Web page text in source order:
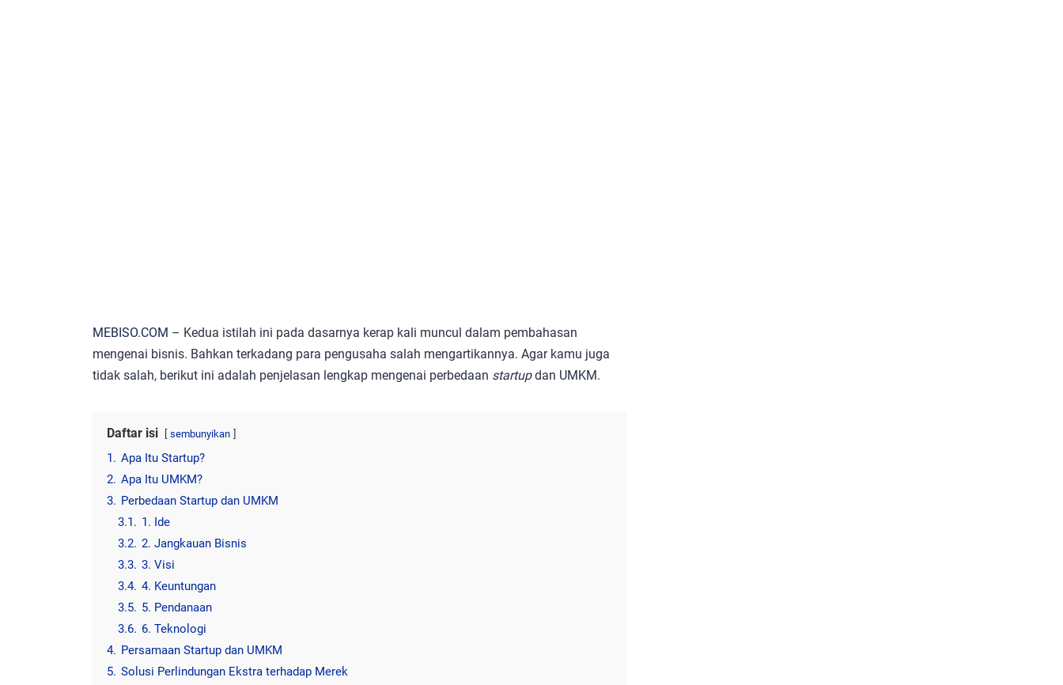
MEBISO.COM – Kedua istilah ini pada dasarnya kerap kali muncul dalam pembahasan
mengenai bisnis. Bahkan terkadang para pengusaha salah mengartikannya. Agar kamu juga
tidak salah, berikut ini adalah penjelasan lengkap mengenai perbedaan startupdan UMKM.
Daftar isi sembunyikan
1. Apa Itu Startup?
2. Apa Itu UMKM?
3. Perbedaan Startup dan UMKM
3.1. 1. Ide
3.2. 2. Jangkauan Bisnis
3.3. 3. Visi
3.4. 4. Keuntungan
3.5. 5. Pendanaan
3.6. 6. Teknologi
4. Persamaan Startup dan UMKM
5. Solusi Perlindungan Ekstra terhadap Merek